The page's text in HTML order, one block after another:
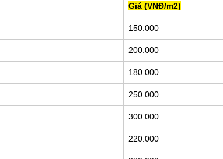
Giá (VNĐ/m2)
150.000
200.000
180.000
250.000
300.000
220.000